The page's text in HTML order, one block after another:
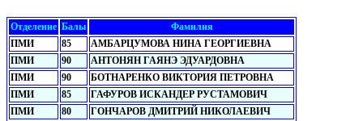
Отделение Балы
Фамилия
ПМИ
85
АМБАРЦУМОВА НИНА ГЕОРГИЕВНА
ПМИ
90
АНТОНЯН ГАЯНЭ ЭДУАРДОВНА
ПМИ
90
БОТНАРЕНКО ВИКТОРИЯ ПЕТРОВНА
ПМИ
85
ГАФУРОВ ИСКАНДЕР РУСТАМОВИЧ
ПМИ
80
ГОНЧАРОВ ДМИТРИЙ НИКОЛАЕВИЧ